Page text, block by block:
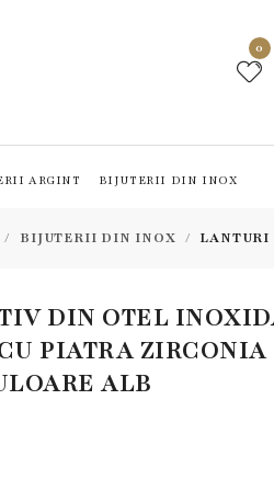
0
ARGINT BIJUTERII DIN INOX
BIJUTERII DIN INOX LANTURI
DIN OTEL
PIATRA ZIRCONIA
ALB